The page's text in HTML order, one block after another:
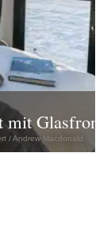
/ Andrew Macdonald
Glasfront